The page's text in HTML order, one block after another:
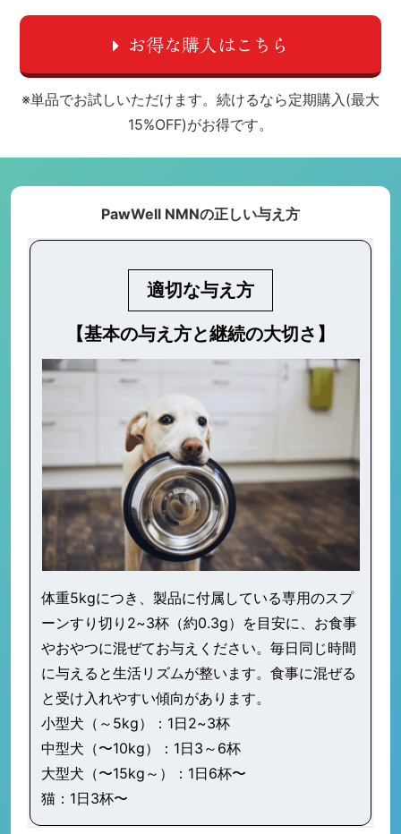
お得な購入はこちら
※単品でお試しいただけます。続けるなら定期購入(最大
15%OFF)がお得です。
PawWell NMNの正しい与え方
適切な与え方
【基本の与え方と継続の大切さ】
体重5kgにつき、製品に付属している専用のスプ
ーンすり切り2~3杯（約0.3g）を目安に、お食事
やおやつに混ぜてお与えください。毎日同じ時間
に与えると生活リズムが整います。食事に混ぜる
と受け入れやすい傾向があります。
小型犬（～5kg）：1日2~3杯
中型犬（〜10kg）：1日3～6杯
大型犬（〜15kg～）：1日6杯〜
猫：1日3杯〜